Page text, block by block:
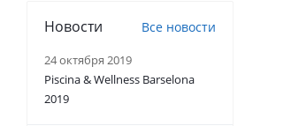
Новости Все новости
24 октября 2019
Piscina & Wellness Barselona
2019